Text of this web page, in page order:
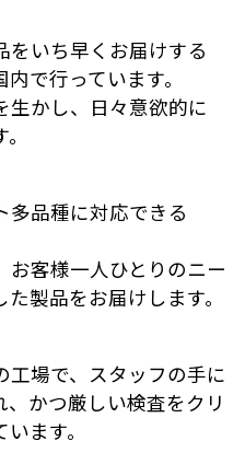
をいち早くお届けする
で行っています。
生かし、日々意欲的に
多品種に対応できる
お客様一人ひとりのニー
製品をお届けします。
工場で、スタッフの手に
かつ厳しい検査をクリ
ます。